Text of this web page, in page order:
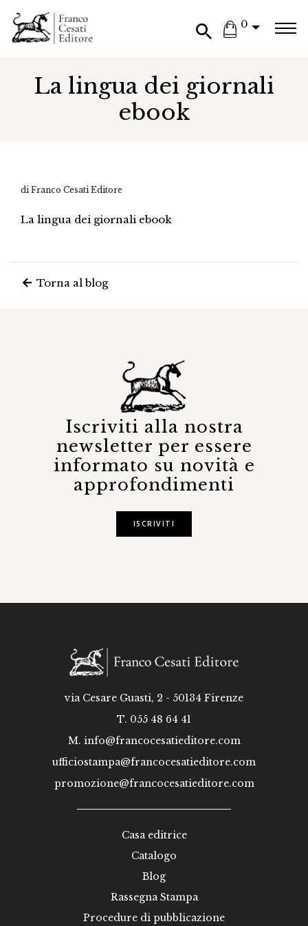
0
La lingua dei giornali
ebook
di Franco Cesati Editore
La lingua dei giornali ebook
Torna al blog
Iscriviti alla nostra
newsletter per essere
informato su novità e
approfondimenti
ISCRIVITI
via Cesare Guasti, 2 - 50134 Firenze
T. 055 48 64 41
M. info@francocesatieditore.com
ufficiostampa@francocesatieditore.com
promozione@francocesatieditore.com
Casa editrice
Catalogo
Blog
Rassegna Stampa
Procedure di pubblicazione